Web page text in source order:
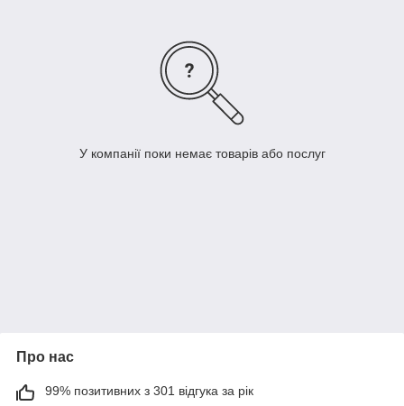
У компанії поки немає товарів або послуг
Про нас
99% позитивних з 301 відгука за рік